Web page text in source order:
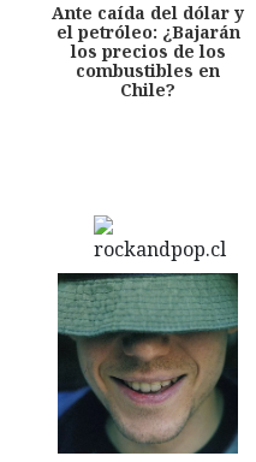
Ante caída del dólar y
el petróleo: ¿Bajarán
los precios de los
combustibles en
Chile?